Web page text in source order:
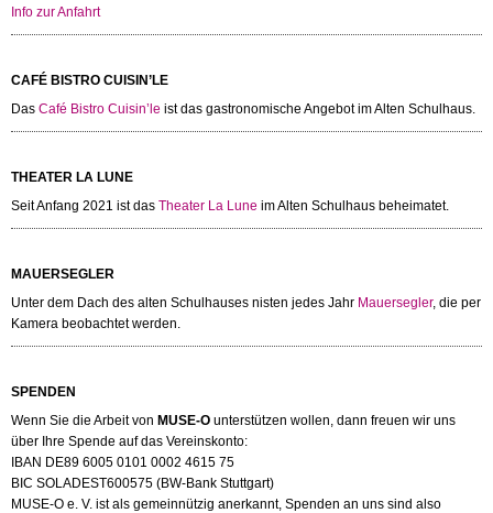
Info zur Anfahrt
CAFÉ BISTRO CUISIN’LE
Das Café Bistro Cuisin’le ist das gastronomische Angebot im Alten Schulhaus.
THEATER LA LUNE
Seit Anfang 2021 ist das Theater La Lune im Alten Schulhaus beheimatet.
MAUERSEGLER
Unter dem Dach des alten Schulhauses nisten jedes Jahr Mauersegler, die per
Kamera beobachtet werden.
SPENDEN
Wenn Sie die Arbeit von MUSE-O unterstützen wollen, dann freuen wir uns
über Ihre Spende auf das Vereinskonto:
IBAN DE89 6005 0101 0002 4615 75
BIC SOLADEST600575 (BW-Bank Stuttgart)
MUSE-O e. V. ist als gemeinnützig anerkannt, Spenden an uns sind also